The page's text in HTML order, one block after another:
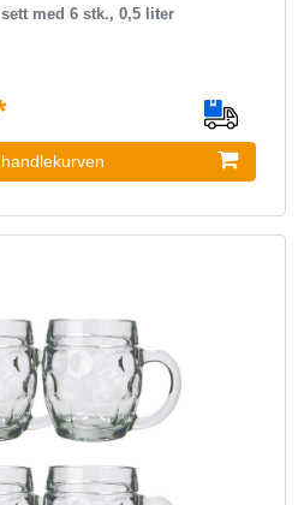
med 6 stk., 0,5 liter